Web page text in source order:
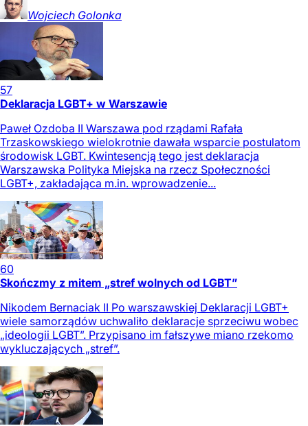
Wojciech Golonka
57
Deklaracja LGBT+ w Warszawie
Paweł Ozdoba II Warszawa pod rządami Rafała
Trzaskowskiego wielokrotnie dawała wsparcie postulatom
środowisk LGBT. Kwintesencją tego jest deklaracja
Warszawska Polityka Miejska na rzecz Społeczności
LGBT+, zakładająca m.in. wprowadzenie...
60
Skończmy z mitem „stref wolnych od LGBT”
Nikodem Bernaciak II Po warszawskiej Deklaracji LGBT+
wiele samorządów uchwaliło deklaracje sprzeciwu wobec
„ideologii LGBT”. Przypisano im fałszywe miano rzekomo
wykluczających „stref”.